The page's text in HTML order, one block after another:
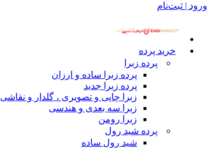
ورود | ثبت‌نام
خرید پرده
پرده زبرا
پرده زبرا ساده و ارزان
پرده زبرا جدید
زبرا چاپی و تصویری ، گلدار و نقاشی
زبرا سه بعدی و هندسی
زبرا رومن
پرده شید رول
شید رول ساده